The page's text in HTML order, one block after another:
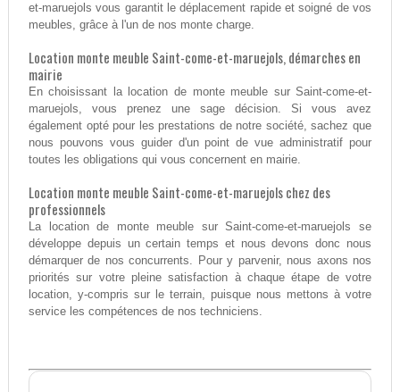
et-maruejols vous garantit le déplacement rapide et soigné de vos
meubles, grâce à l'un de nos monte charge.
Location monte meuble Saint-come-et-maruejols, démarches en
mairie
En choisissant la location de monte meuble sur Saint-come-et-
maruejols, vous prenez une sage décision. Si vous avez
également opté pour les prestations de notre société, sachez que
nous pouvons vous guider d'un point de vue administratif pour
toutes les obligations qui vous concernent en mairie.
Location monte meuble Saint-come-et-maruejols chez des
professionnels
La location de monte meuble sur Saint-come-et-maruejols se
développe depuis un certain temps et nous devons donc nous
démarquer de nos concurrents. Pour y parvenir, nous axons nos
priorités sur votre pleine satisfaction à chaque étape de votre
location, y-compris sur le terrain, puisque nous mettons à votre
service les compétences de nos techniciens.